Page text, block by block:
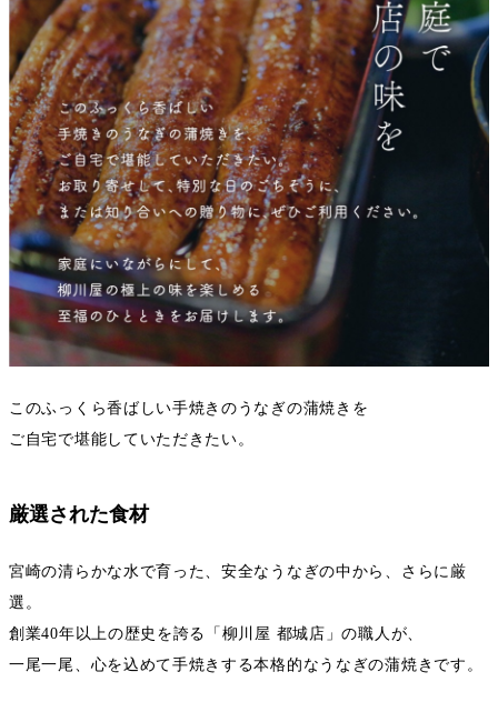
このふっくら香ばしい手焼きのうなぎの蒲焼きを
ご自宅で堪能していただきたい。
厳選された食材
宮崎の清らかな水で育った、安全なうなぎの中から、さらに厳
選。
創業40年以上の歴史を誇る「柳川屋 都城店」の職人が、
一尾一尾、心を込めて手焼きする本格的なうなぎの蒲焼きです。